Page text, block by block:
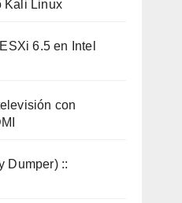
Kali Linux
6.5 en Intel
con
Dumper) ::